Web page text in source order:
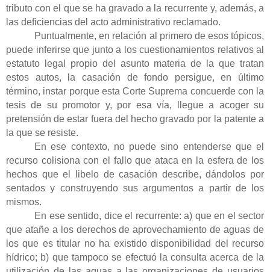
tributo con el que se ha gravado a la recurrente y, además, a
las deficiencias del acto administrativo reclamado.
Puntualmente, en relación al primero de esos tópicos,
puede inferirse que junto a los cuestionamientos relativos al
estatuto legal propio del asunto materia de la que tratan
estos autos, la casación de fondo persigue, en último
término, instar porque esta Corte Suprema concuerde con la
tesis de su promotor y, por esa vía, llegue a acoger su
pretensión de estar fuera del hecho gravado por la patente a
la que se resiste.
En ese contexto, no puede sino entenderse que el
recurso colisiona con el fallo que ataca en la esfera de los
hechos que el libelo de casación describe, dándolos por
sentados y construyendo sus argumentos a partir de los
mismos.
En ese sentido, dice el recurrente: a) que en el sector
que atañe a los derechos de aprovechamiento de aguas de
los que es titular no ha existido disponibilidad del recurso
hídrico; b) que tampoco se efectuó la consulta acerca de la